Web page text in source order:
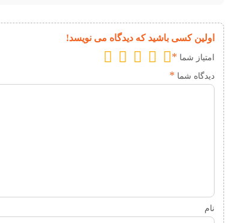
اولین کسی باشید که دیدگاه می نویسد!
امتیاز شما *
دیدگاه شما *
نام